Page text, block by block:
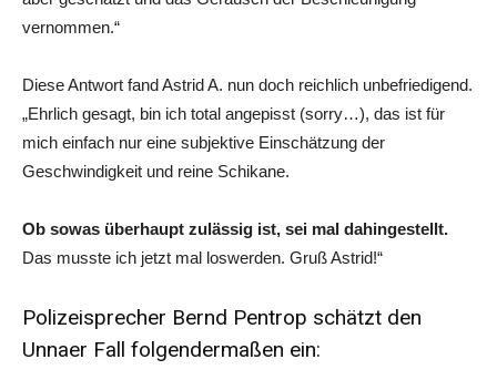
vernommen.“
Diese Antwort fand Astrid A. nun doch reichlich unbefriedigend.
„Ehrlich gesagt, bin ich total angepisst (sorry…), das ist für
mich einfach nur eine subjektive Einschätzung der
Geschwindigkeit und reine Schikane.
Ob sowas überhaupt zulässig ist, sei mal dahingestellt.
Das musste ich jetzt mal loswerden. Gruß Astrid!“
Polizeisprecher Bernd Pentrop schätzt den
Unnaer Fall folgendermaßen ein: